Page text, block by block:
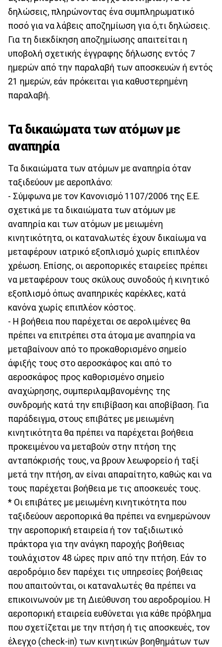
δηλώσεις, πληρώνοντας ένα συμπληρωματικό
ποσό για να λάβεις αποζημίωση για ό,τι δηλώσεις.
Για τη διεκδίκηση αποζημίωσης απαιτείται η
υποβολή σχετικής έγγραφης δήλωσης εντός 7
ημερών από την παραλαβή των αποσκευών ή εντός
21 ημερών, εάν πρόκειται για καθυστερημένη
παραλαβή.
Τα δικαιώματα των ατόμων με
αναπηρία
Τα δικαιώματα των ατόμων με αναπηρία όταν
ταξιδεύουν με αεροπλάνο:
- Σύμφωνα με τον Κανονισμό 1107/2006 της Ε.Ε.
σχετικά με τα δικαιώματα των ατόμων με
αναπηρία και των ατόμων με μειωμένη
κινητικότητα, οι καταναλωτές έχουν δικαίωμα να
μεταφέρουν ιατρικό εξοπλισμό χωρίς επιπλέον
χρέωση. Επίσης, οι αεροπορικές εταιρείες πρέπει
να μεταφέρουν τους σκύλους συνοδούς ή κινητικό
εξοπλισμό όπως αναπηρικές καρέκλες, κατά
κανόνα χωρίς επιπλέον κόστος.
- Η βοήθεια που παρέχεται σε αερολιμένες θα
πρέπει να επιτρέπει στα άτομα με αναπηρία να
μεταβαίνουν από το προκαθορισμένο σημείο
άφιξής τους στο αεροσκάφος και από το
αεροσκάφος προς καθορισμένο σημείο
αναχώρησης, συμπεριλαμβανομένης της
συνδρομής κατά την επιβίβαση και αποβίβαση. Για
παράδειγμα, στους επιβάτες με μειωμένη
κινητικότητα θα πρέπει να παρέχεται βοήθεια
προκειμένου να μεταβούν στην πτήση της
ανταπόκρισής τους, να βρουν λεωφορείο ή ταξί
μετά την πτήση, αν είναι απαραίτητο, καθώς και να
τους παρέχεται βοήθεια με τις αποσκευές τους.
* Οι επιβάτες με μειωμένη κινητικότητα που
ταξιδεύουν αεροπορικά θα πρέπει να ενημερώνουν
την αεροπορική εταιρεία ή τον ταξιδιωτικό
πράκτορα για την ανάγκη παροχής βοήθειας
τουλάχιστον 48 ώρες πριν από την πτήση. Εάν το
αεροδρόμιο δεν παρέχει τις υπηρεσίες βοήθειας
που απαιτούνται, οι καταναλωτές θα πρέπει να
επικοινωνούν με τη Διεύθυνση του αεροδρομίου. Η
αεροπορική εταιρεία ευθύνεται για κάθε πρόβλημα
που σχετίζεται με την πτήση ή τις αποσκευές, τον
έλεγχο (check-in) των κινητικών βοηθημάτων των